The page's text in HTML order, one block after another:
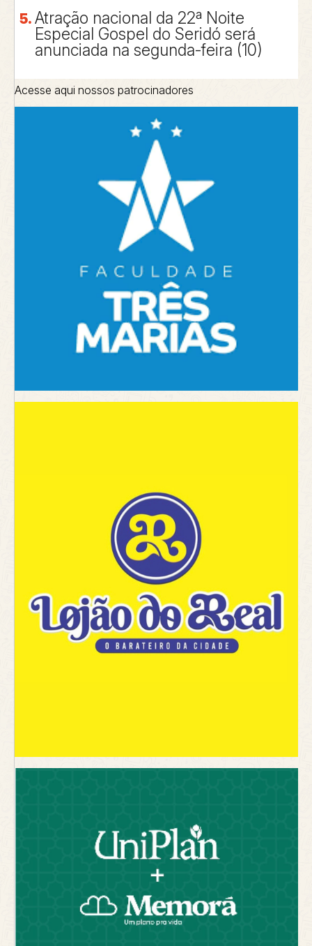
Atração nacional da 22ª Noite
Especial Gospel do Seridó será
anunciada na segunda-feira (10)
Acesse aqui nossos patrocinadores